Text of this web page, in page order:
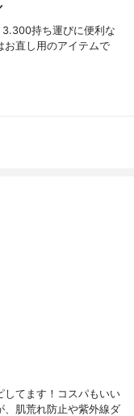
3.300持ち運びに便利な
お直し用のアイテムで
してます！コスパもいい
肌荒れ防止や紫外線ダ